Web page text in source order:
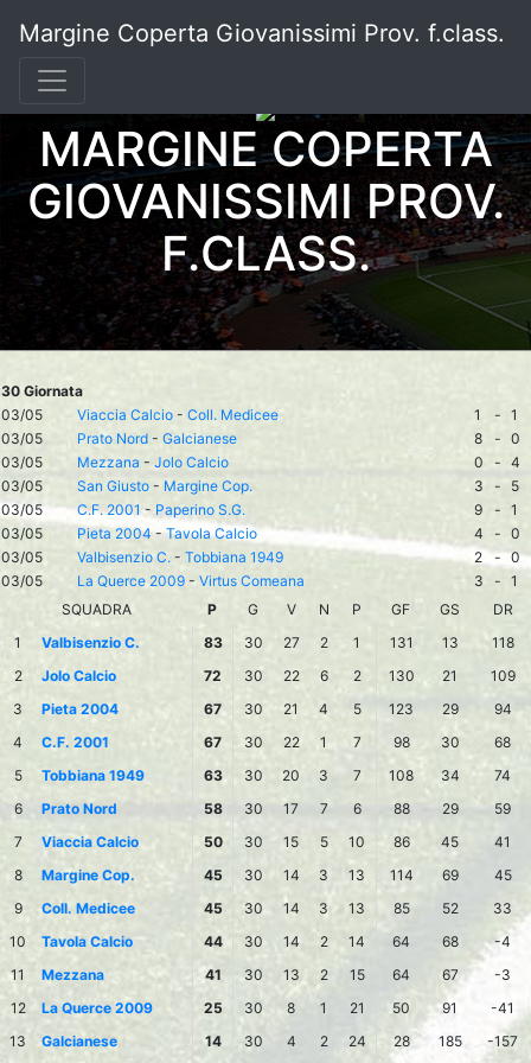
Margine Coperta Giovanissimi Prov. f.class.
MARGINE COPERTA
GIOVANISSIMI PROV.
F.CLASS.
30 Giornata
03/05
Viaccia Calcio - Coll. Medicee 1 - 1
03/05
Prato Nord - Galcianese 8 - 0
03/05
Mezzana - Jolo Calcio 0 - 4
03/05
San Giusto - Margine Cop. 3 -
5
03/05
C.F. 2001 - Paperino S.G. 9 - 1
03/05
Pieta 2004-Tavola Calcio 4 - 0
03/05
Valbisenzio C. - Tobbiana 1949 2 - 0
03/05
La Querce 2009 - Virtus Comeana 3 - 1
SQUADRA
P G V N P GF GS
DR
1
Valbisenzio C. 83 30 27 2 1 131 13
118
2
Jolo Calcio 72 30 22 6 2 130 21
109
3
Pieta 2004 67 30 21 4 5 123 29
94
4
C.F. 2001 67 30 22 1 7 98 30
68
5
Tobbiana 1949 63 30 20 3 7 108 34
74
6
Prato Nord 58 30 17 7 6 88 29
59
7
Viaccia Calcio 50 30 15 5 10 86 45
41
8
Margine Cop. 45 30 14 3 13 114 69
45
9
Coll. Medicee 45 30 14 3 13 85 52
33
10
Tavola Calcio 44 30 14 2 14 64 68
-4
11
Mezzana 41 30 13 2 15 64 67
-3
12
La Querce 2009 25 30 8 1 21 50 91
-41
13
Galcianese 14 30 4 2 24 28 185 -157